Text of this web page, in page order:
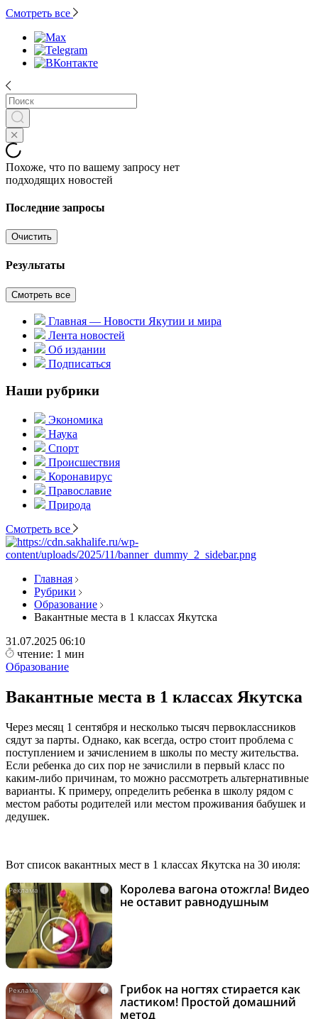
Смотреть все
Похоже, что по вашему запросу нет
подходящих новостей
Последние запросы
Очистить
Результаты
Смотреть все
Главная — Новости Якутии и мира
Лента новостей
Об издании
Подписаться
Наши рубрики
Экономика
Наука
Спорт
Происшествия
Коронавирус
Православие
Природа
Смотреть все
Главная
Рубрики
Образование
Вакантные места в 1 классах Якутска
31.07.2025 06:10
чтение: 1 мин
Образование
Вакантные места в 1 классах Якутска
Через месяц 1 сентября и несколько тысяч первоклассников
сядут за парты. Однако, как всегда, остро стоит проблема с
поступлением и зачислением в школы по месту жительства.
Если ребенка до сих пор не зачислили в первый класс по
каким-либо причинам, то можно рассмотреть альтернативные
варианты. К примеру, определить ребенка в школу рядом с
местом работы родителей или местом проживания бабушек и
дедушек.
Вот список вакантных мест в 1 классах Якутска на 30 июля:
i
Королева вагона отожгла! Видео
не оставит равнодушным
i
Грибок на ногтях стирается как
ластиком! Простой домашний
метод